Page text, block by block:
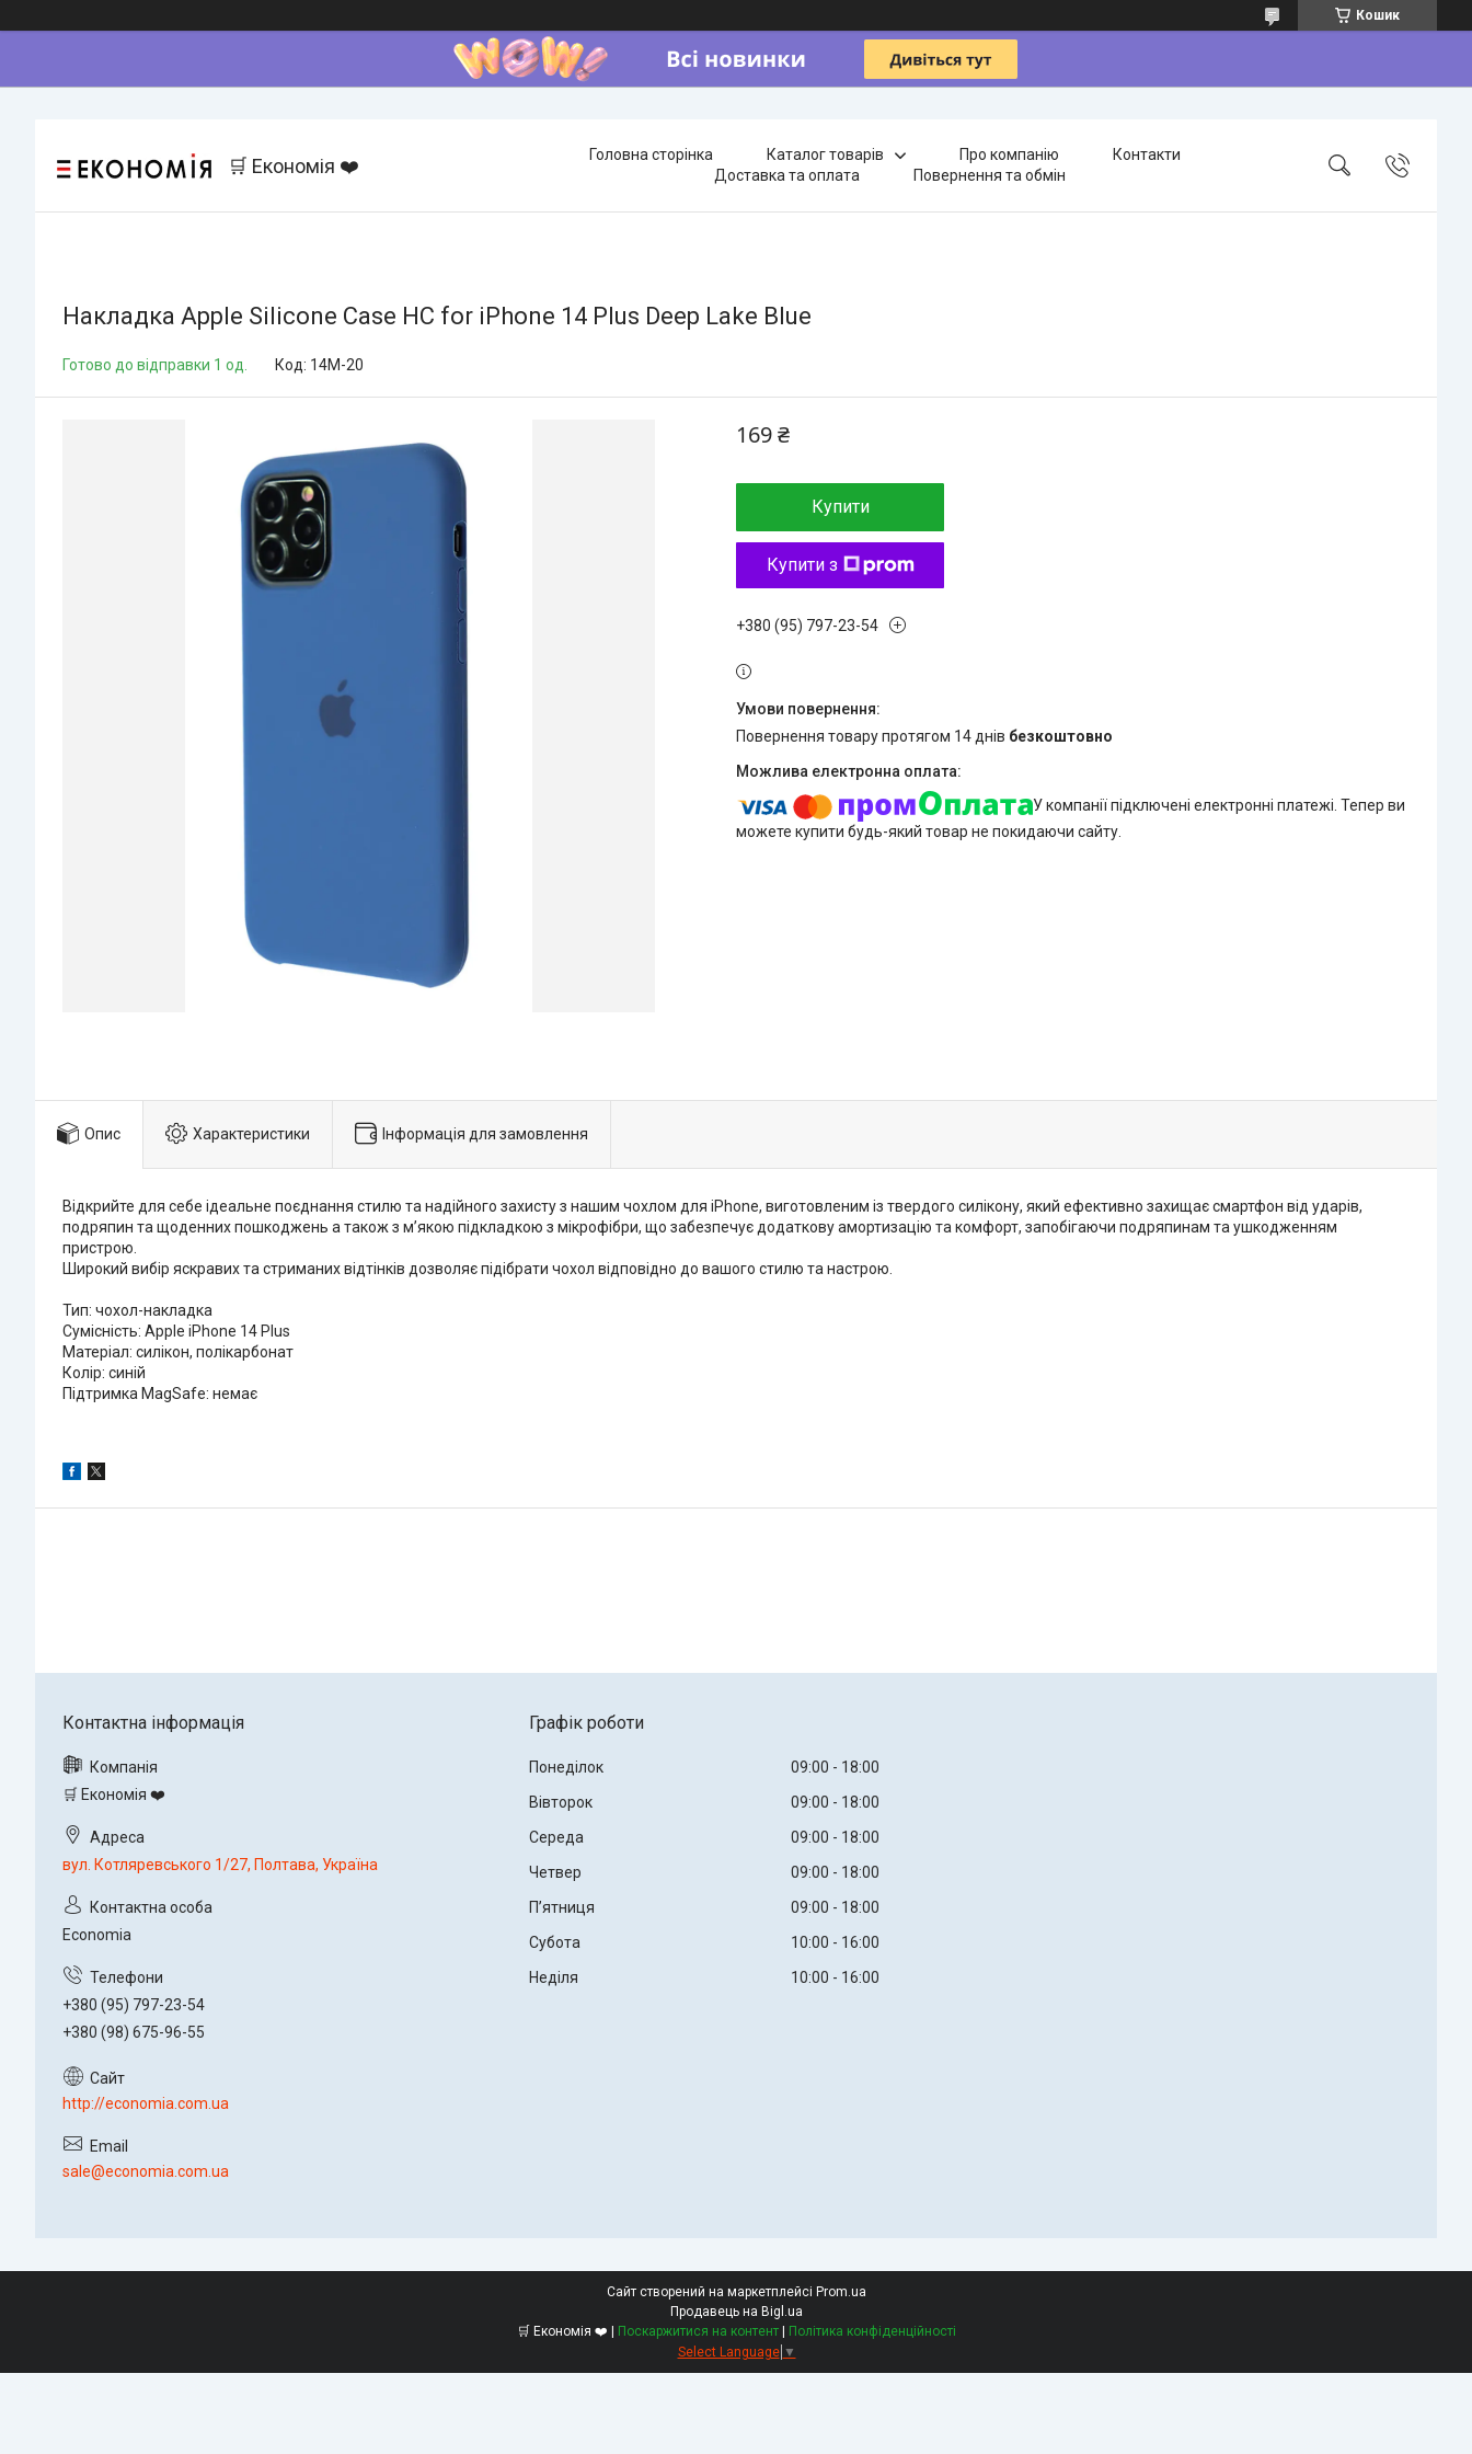
Кошик
🛒 Економія ❤️ Головна сторінка Каталог товарів Про компанію
Контакти
Доставка та оплата
Повернення та обмін
Накладка Apple Silicone Case HC for iPhone 14 Plus Deep Lake Blue
Готово до відправки 1 од. Код: 14M-20
169 ₴
Купити
Купити з
+380 (95) 797-23-54
повернення товару протягом 14 днів безкоштовно
У компанії підключені електронні платежі. Тепер ви
можете купити будь-який товар не покидаючи сайту.
Опис Характеристики Інформація для замовлення
Відкрийте для себе ідеальне поєднання стилю та надійного захисту з нашим чохлом для iPhone, виготовленим із твердого силікону, який ефективно захищає смартфон від ударів,
подряпин та щоденних пошкоджень а також з м’якою підкладкою з мікрофібри, що забезпечує додаткову амортизацію та комфорт, запобігаючи подряпинам та ушкодженням
пристрою.
Широкий вибір яскравих та стриманих відтінків дозволяє підібрати чохол відповідно до вашого стилю та настрою.
Тип: чохол-накладка
Сумісність: Apple iPhone 14 Plus
Матеріал: силікон, полікарбонат
Колір: синій
Підтримка MagSafe: немає
🛒 Економія ❤️
вул. Котляревського 1/27, Полтава, Україна
Economia
+380 (95) 797-23-54
+380 (98) 675-96-55
http://economia.com.ua
sale@economia.com.ua
Графік роботи
Понеділок 09:00
18:00
Вівторок
09:00
18:00
Середа
09:00
18:00
Четвер
09:00
18:00
Пʼятниця
09:00
18:00
Субота
10:00
16:00
Неділя
10:00 16:00
Сайт створений на маркетплейсі Prom.ua
Продавець на Bigl.ua
🛒 Економія ❤️ | Поскаржитися на контент | Політика конфіденційності
Select Language ▼